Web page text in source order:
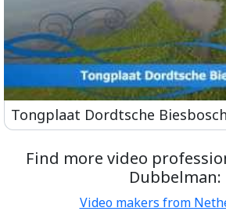
Tongplaat Dordtsche
Find more video
Dubbelman:
Video makers from